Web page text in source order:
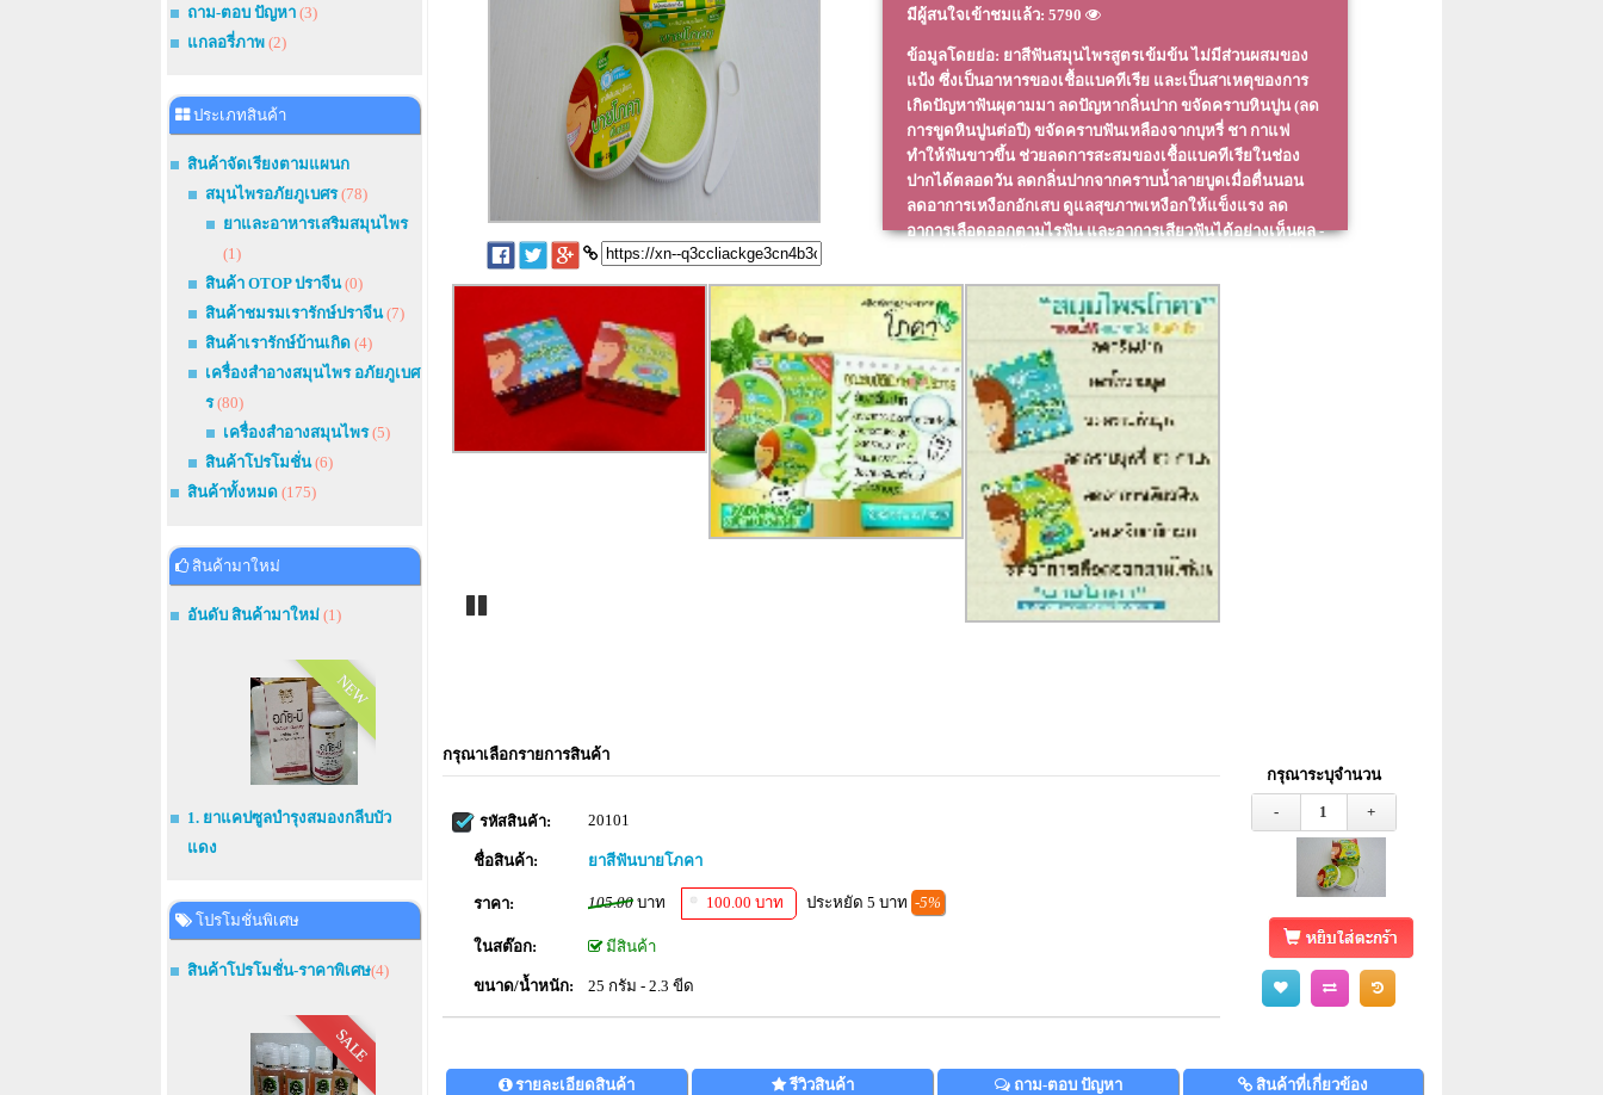
ถาม-ตอบ ปัญหา (3)
แกลอรี่ภาพ (2)
ประเภทสินค้า
สินค้าจัดเรียงตามแผนก
สมุนไพรอภัยภูเบศร(78)
ยาและอาหารเสริมสมุนไพร
(1)
สินค้า OTOP ปราจีน(0)
สินค้าชมรมเรารักษ์ปราจีน(7)
สินค้าเรารักษ์บ้านเกิด (4)
เครื่องสำอางสมุนไพร อภัยภูเบศ
ร(80)
เครื่องสำอางสมุนไพร(5)
สินค้าโปรโมชั่น(6)
สินค้าทั้งหมด (175)
สินค้ามาใหม่
อันดับ สินค้ามาใหม่ (1)
NEW
1. ยาแคปซูลบำรุงสมองกลีบบัว
แดง
โปรโมชั่นพิเศษ
สินค้าโปรโมชั่น-ราคาพิเศษ(4)
SALE
มีผู้สนใจเข้าชมแล้ว: 5790
ข้อมูลโดยย่อ: ยาสีฟันสมุนไพรสูตรเข้มข้น ไม่มีส่วนผสมของ
แป้ง ซึ่งเป็นอาหารของเชื้อแบคทีเรีย และเป็นสาเหตุของการ
เกิดปัญหาฟันผุตามมา ลดปัญหากลิ่นปาก ขจัดคราบหินปูน (ลด
การขูดหินปูนต่อปี) ขจัดคราบฟันเหลืองจากบุหรี่ ชา กาแฟ
ทำให้ฟันขาวขึ้น ช่วยลดการสะสมของเชื้อแบคทีเรียในช่อง
ปากได้ตลอดวัน ลดกลิ่นปากจากคราบน้ำลายบูดเมื่อตื่นนอน
ลดอาการเหงือกอักเสบ ดูแลสุขภาพเหงือกให้แข็งแรง ลด
อาการเลือดออกตามไรฟัน และอาการเสียวฟันได้อย่างเห็นผล -
กาแฟ - ลดอาการเสียวฟัน - ลดเหงือกอักเสบ - ลดอาการเลือด
ออกตามไรฟัน...
อ่านต่อ
กรุณาเลือกรายการสินค้า
รหัสสินค้า: 20101
ชื่อสินค้า: ยาสีฟันบายโภคา
ราคา: 105.00 บาท 100.00 บาท ประหยัด 5 บาท -5%
ในสต๊อก: มีสินค้า
ขนาด/น้ำหนัก: 25 กรัม - 2.3 ขีด
กรุณาระบุจำนวน
- 1 +
รายละเอียดสินค้า รีวิวสินค้า ถาม-ตอบ ปัญหา สินค้าที่เกี่ยวข้อง